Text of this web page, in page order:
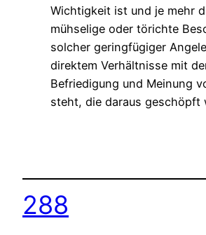
Wichtigkeit ist und je mehr
mühselige oder törichte
solcher geringfügiger
direktem Verhältnisse mit
Befriedigung und Meinung
steht, die daraus geschöpft
288